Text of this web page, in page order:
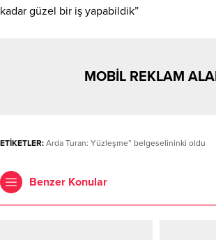
kadar güzel bir iş yapabildik”
MOBİL REKLAM
ETİKETLER: Arda Turan: Yüzleşme” belgeselininki oldu
Benzer Konular